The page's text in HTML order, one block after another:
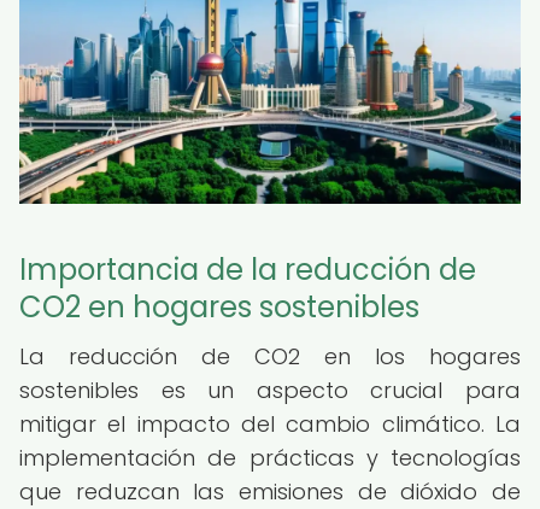
Importancia de la reducción de
CO2 en hogares sostenibles
La reducción de CO2 en los hogares
sostenibles es un aspecto crucial para
mitigar el impacto del cambio climático. La
implementación de prácticas y tecnologías
que reduzcan las emisiones de dióxido de